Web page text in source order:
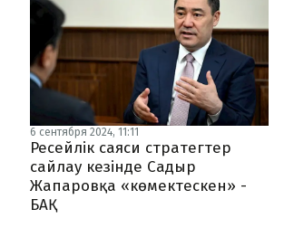
6 сентября 2024, 11:11
Ресейлік саяси стратегтер
сайлау кезінде Садыр
Жапаровқа «көмектескен» -
БАҚ